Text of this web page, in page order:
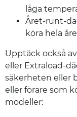
låga
Året-runt-
köra hela
Upptäck också
eller Extraload-
säkerheten eller
eller förare som
modeller: